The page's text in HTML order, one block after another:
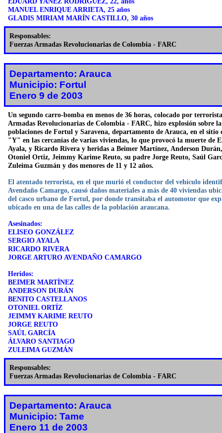
MANUEL ENRIQUE ARRIETA, 25 años
GLADIS MIRIAM MARÍN CASTILLO, 30 años
Responsables:
Fuerzas Armadas Revolucionarias de Colombia - FARC
Departamento: Arauca
Municipio: Fortul
Enero 9 de 2003
Un segundo carro-bomba en menos de 36 horas, colocado por
Armadas Revolucionarias de Colombia - FARC, hizo explosión sobre
poblaciones de Fortul y Saravena, departamento de Arauca, en el sitio
"Y" en las cercanías de varias viviendas, lo que provocó la muerte de
Ayala, y Ricardo Rivera y heridas a Beimer Martínez, Anderson
Otoniel Ortiz, Jeimmy Karime Reuto, su padre Jorge Reuto, Saúl
Zuleima Guzmán y dos menores de 11 y 12 años.
El atentado terrorista, en el que murió el conductor del vehículo
Avendaño Camargo, causó daños materiales a más de 40 viviendas
del casco urbano de Fortul, por donde transitaba el automotor que
ubicado en una de las calles de la población araucana.
Asesinados:
ELISEO GONZÁLEZ
SERGIO AYALA
RICARDO RIVERA
JORGE ARTURO AVENDAÑO CAMARGO
Heridos:
BEIMER MARTÍNEZ
ANDERSON DURÁN
BENITO CASTELLANOS
OTONIEL ORTÍZ
JEIMMY KARIME REUTO
JORGE REUTO
SAÚL GARCÍA
ÁLVARO SANTIAGO
ZULEIMA GUZMÁN
Responsables:
Fuerzas Armadas Revolucionarias de Colombia - FARC
Departamento: Arauca
Municipio: Tame
Enero 11 de 2003